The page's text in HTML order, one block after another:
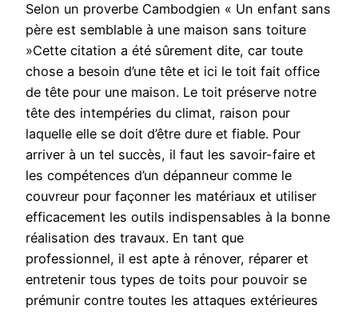
Selon un proverbe Cambodgien « Un enfant sans
père est semblable à une maison sans toiture
»Cette citation a été sûrement dite, car toute
chose a besoin d’une tête et ici le toit fait office
de tête pour une maison. Le toit préserve notre
tête des intempéries du climat, raison pour
laquelle elle se doit d’être dure et fiable. Pour
arriver à un tel succès, il faut les savoir-faire et
les compétences d’un dépanneur comme le
couvreur pour façonner les matériaux et utiliser
efficacement les outils indispensables à la bonne
réalisation des travaux. En tant que
professionnel, il est apte à rénover, réparer et
entretenir tous types de toits pour pouvoir se
prémunir contre toutes les attaques extérieures